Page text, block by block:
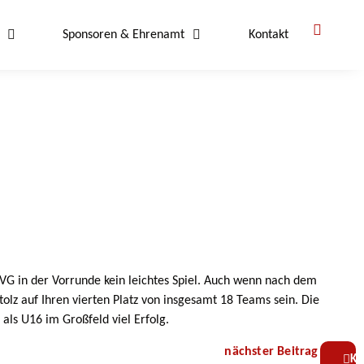
Sponsoren & Ehrenamt Kontakt
in der Vorrunde kein leichtes Spiel. Auch wenn nach dem
auf Ihren vierten Platz von insgesamt 18 Teams sein. Die
U16 im Großfeld viel Erfolg.
nächster Beitrag